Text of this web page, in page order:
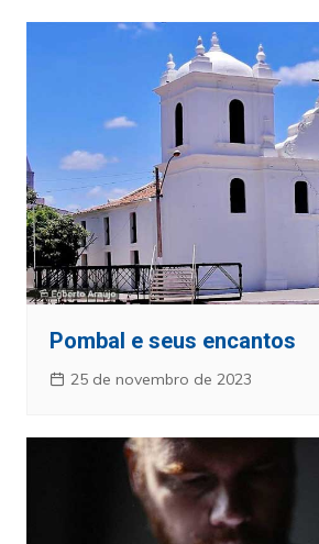
Pombal e seus encantos
25 de novembro de 2023